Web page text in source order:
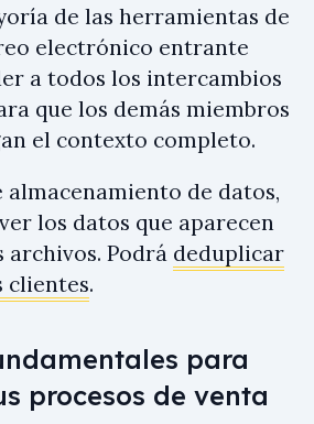
de las herramientas de
electrónico entrante
a todos los intercambios
que los demás miembros
el contexto completo.
almacenamiento de datos,
los datos que aparecen
archivos. Podrá deduplicar
clientes.
para
procesos de venta